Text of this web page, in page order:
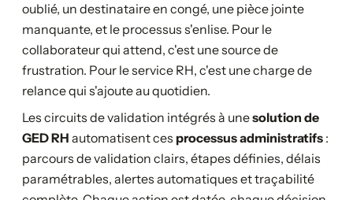
oublié, un destinataire en congé, une pièce jointe
manquante, et le processus s'enlise. Pour le
collaborateur qui attend, c'est une source de
frustration. Pour le service RH, c'est une charge de
relance qui s'ajoute au quotidien.
Les circuits de validation intégrés à unesolution de
GED RH automatisent ces processus administratifs :
parcours de validation clairs, étapes définies, délais
paramétrables, alertes automatiques et traçabilité